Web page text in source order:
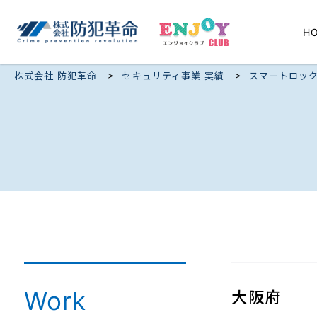
株式会社 防犯革命 > セキュリティ事業 実績 > スマートロッ
Work
大阪府